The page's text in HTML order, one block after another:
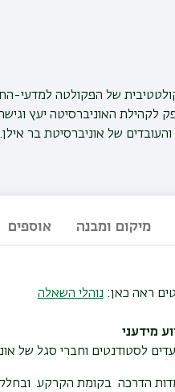
של הפקולטה למדעי-
האוניברסיטה יעץ
של אוניברסיטת בר אילן.
מיקום ומבנה אוספים
ראה כאן: נוהלי השאלה
מידעני
לסטודנטים וחברי סגל של
הדרכה בקומת הקרקע